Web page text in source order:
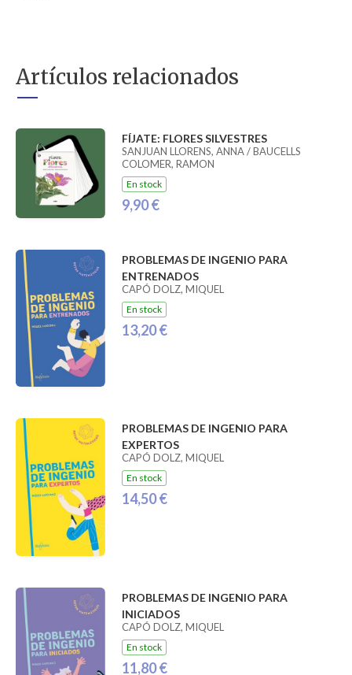
Artículos relacionados
FÍJATE: FLORES SILVESTRES
SANJUAN LLORENS, ANNA / BAUCELLS
COLOMER, RAMON
En stock
9,90 €
PROBLEMAS DE INGENIO PARA
ENTRENADOS
CAPÓ DOLZ, MIQUEL
En stock
13,20 €
PROBLEMAS DE INGENIO PARA
EXPERTOS
CAPÓ DOLZ, MIQUEL
En stock
14,50 €
PROBLEMAS DE INGENIO PARA
INICIADOS
CAPÓ DOLZ, MIQUEL
En stock
11,80 €